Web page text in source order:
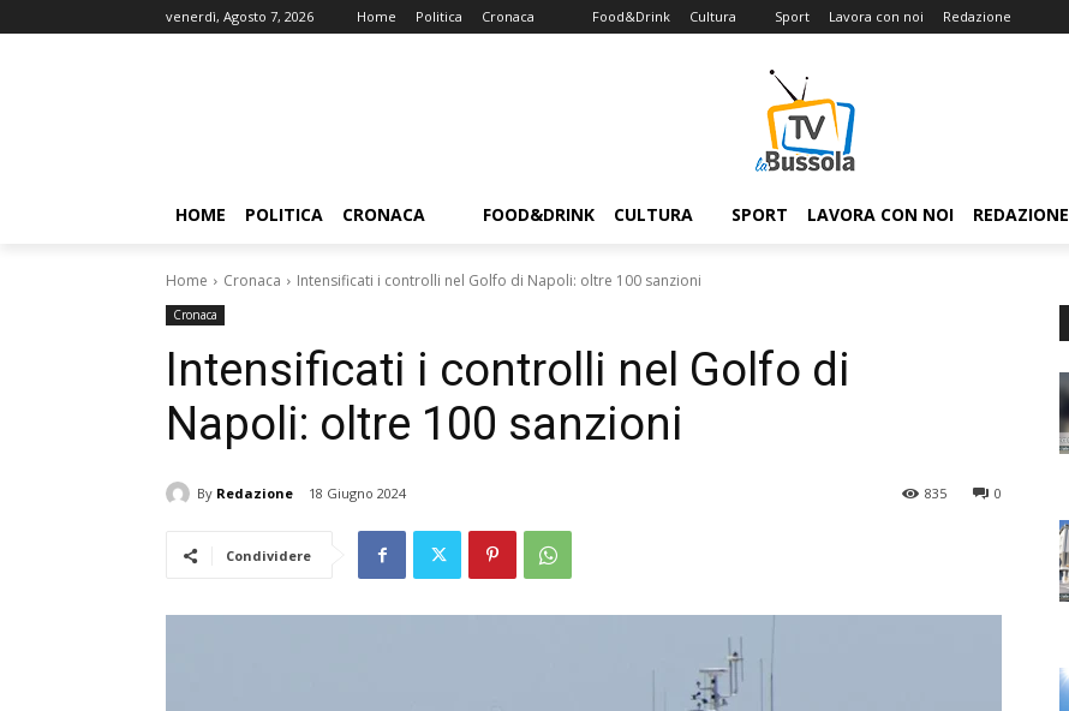
venerdì, Agosto 7, 2026 Home Politica Cronaca Food&Drink Cultura Sport Lavora con noi Redazione
HOME POLITICA CRONACA FOOD&DRINK CULTURA SPORT LAVORA CON NOI REDAZIONE
Home Cronaca Intensificati i controlli nel Golfo di Napoli: oltre 100 sanzioni
Cronaca
Intensificati i controlli nel Golfo di
Napoli: oltre 100 sanzioni
By Redazione 18 Giugno 2024 0
835
Condividere